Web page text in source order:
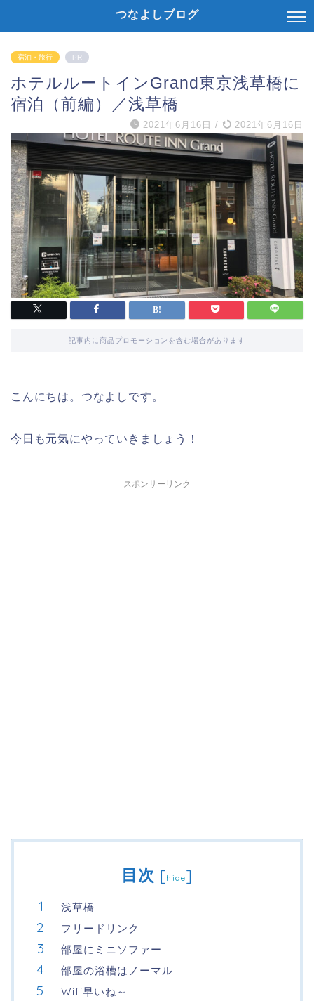
つなよしブログ
宿泊・旅行 PR
ホテルルートインGrand東京浅草橋に
宿泊（前編）／浅草橋
2021年6月16日 / 2021年6月16日
記事内に商品プロモーションを含む場合があります
こんにちは。つなよしです。
今日も元気にやっていきましょう！
スポンサーリンク
目次 [hide]
浅草橋
フリードリンク
部屋にミニソファー
部屋の浴槽はノーマル
Wifi早いね～